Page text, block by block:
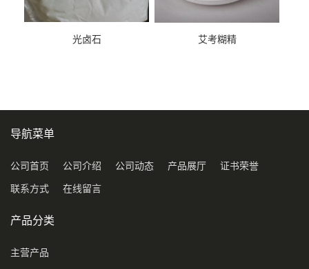
光卤石 艾考糊精
导航菜单
公司首页 公司介绍 公司动态 产品展厅 证书荣誉
联系方式 在线留言
产品分类
主营产品